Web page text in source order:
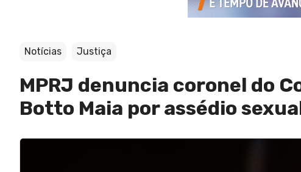
Notícias Justiça
MPRJ denuncia coronel do
Botto Maia por assédio